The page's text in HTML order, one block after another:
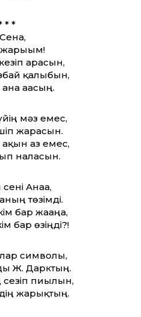
* *
арасын,
қалыбын,
ағасың.
мәз емес,
жарасын.
аз емес,
наласын.
Анаға,
төзімді.
бар жағаңа,
бар өзіңді?!
символы,
Ж. Дарктың.
пиғылын,
жарықтың.